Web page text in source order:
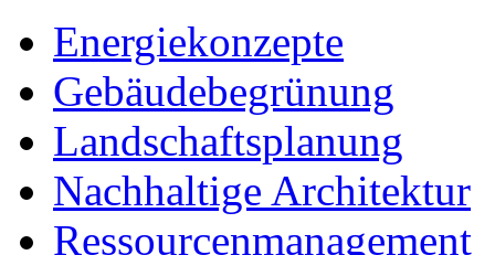
Energiekonzepte
Gebäudebegrünung
Landschaftsplanung
Nachhaltige Architektur
Ressourcenmanagement